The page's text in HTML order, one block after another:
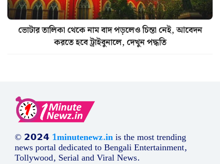
ভোটার তালিকা থেকে নাম বাদ পড়লেও চিন্তা নেই, আবেদন
করতে হবে ট্রাইবুনালে, দেখুন পদ্ধতি
© 𝟮𝟬𝟮𝟰 1minutenewz.inis the most trending
news portal dedicated to Bengali Entertainment,
Tollywood, Serial and Viral News.